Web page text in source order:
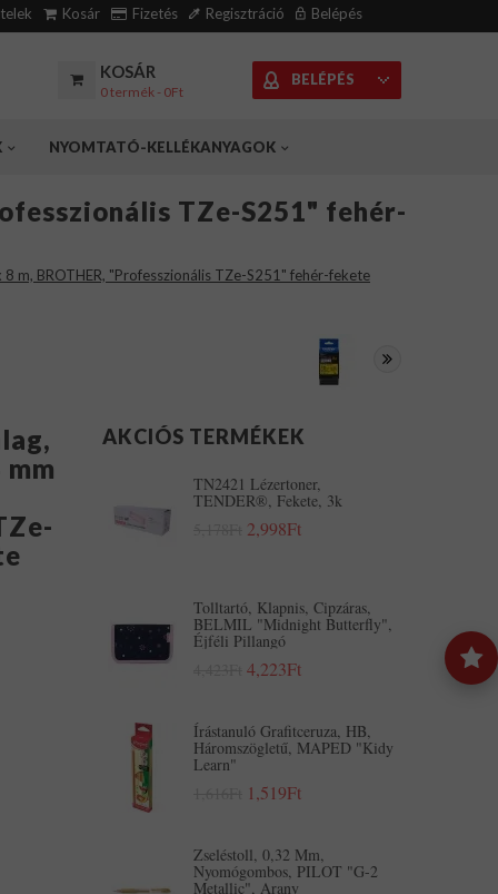
Kosár Fizetés Regisztráció Belépés
KOSÁR
0 termék - 0Ft
BELÉPÉS
NYOMTATÓ-KELLÉKANYAGOK
TZe-S251" fehér-
m, BROTHER, "Professzionális TZe-S251" fehér-fekete
AKCIÓS TERMÉKEK
TN2421 Lézertoner,
TENDER®, Fekete, 3k
2,998Ft
Tolltartó, Klapnis, Cipzáras,
BELMIL "Midnight Butterfly",
Éjféli Pillangó
4,223Ft
Írástanuló Grafitceruza, HB,
Háromszögletű, MAPED "Kidy
Learn"
1,519Ft
Zseléstoll, 0,32 Mm,
Nyomógombos, PILOT "G-2
Metallic", Arany